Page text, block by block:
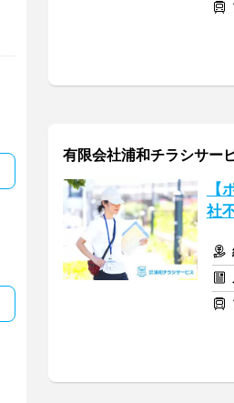
有限会社浦和チラシサ
【
社